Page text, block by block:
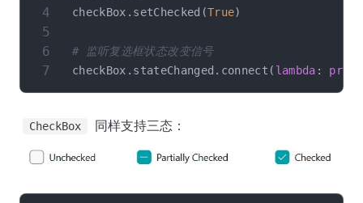
checkBox . setChecked (True)
# 监听复选框状态改变信号
checkBox . stateChanged . connect ( lambda : print
CheckBox 同样支持三态：